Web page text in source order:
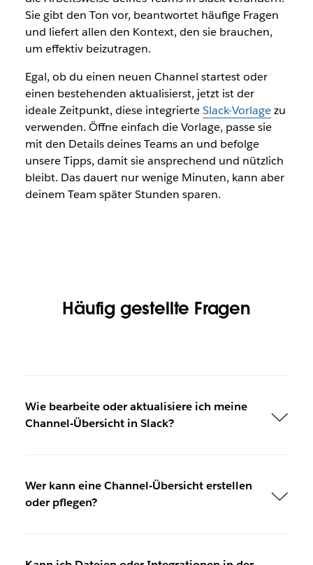
Sie gibt den Ton vor, beantwortet häufige Fragen
und liefert allen den Kontext, den sie brauchen,
um effektiv beizutragen.
Egal, ob du einen neuen Channel startest oder
einen bestehenden aktualisierst, jetzt ist der
ideale Zeitpunkt, diese integrierteSlack-Vorlagezu
verwenden. Öffne einfach die Vorlage, passe sie
mit den Details deines Teams an und befolge
unsere Tipps, damit sie ansprechend und nützlich
bleibt. Das dauert nur wenige Minuten, kann aber
deinem Team später Stunden sparen.
Häufig gestellte Fragen
Wie bearbeite oder aktualisiere ich meine
Channel-Übersicht in Slack?
Wer kann eine Channel-Übersicht erstellen
oder pflegen?